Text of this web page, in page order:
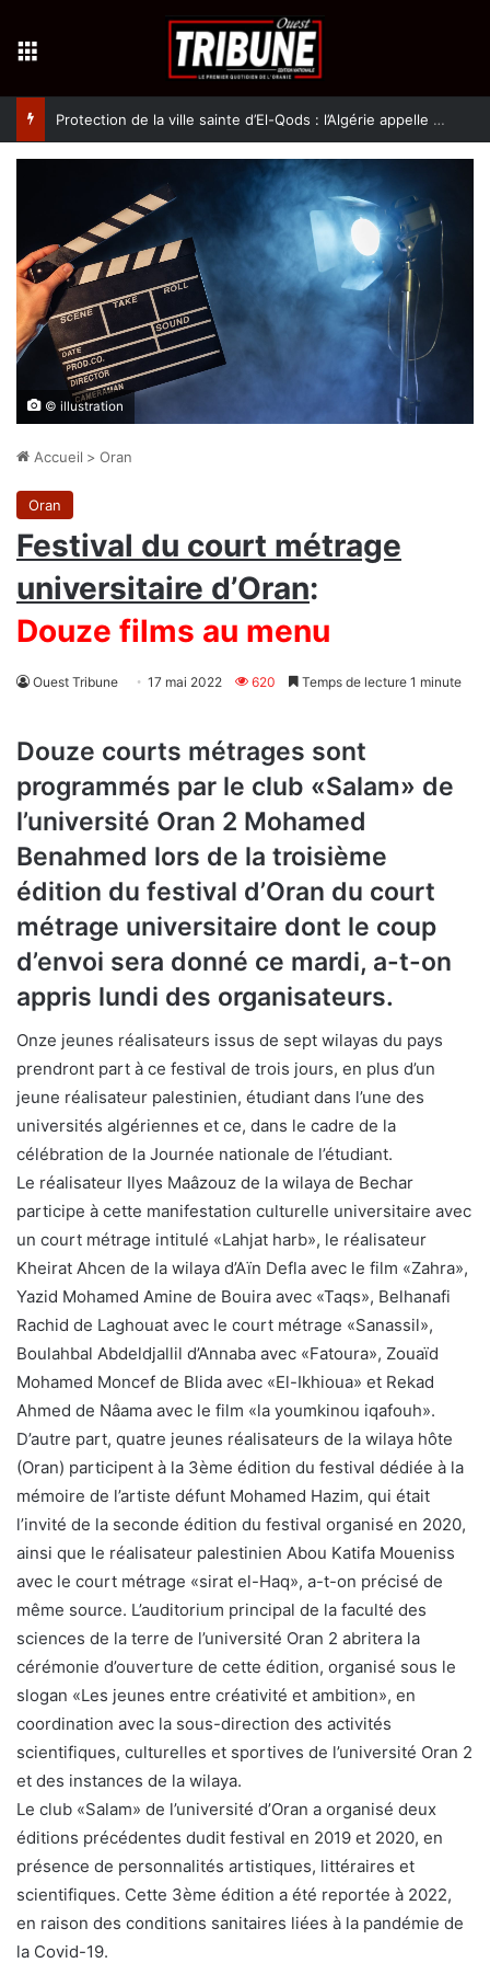
Protection de la ville sainte d’El-Qods : l’Algérie appelle à une action collective
© illustration
Accueil > Oran
Oran
Festival du court métrage
universitaire d’Oran:
Douze films au menu
Ouest Tribune 17 mai 2022 620 Temps de lecture 1 minute
Douze courts métrages sont
programmés par le club «Salam» de
l’université Oran 2 Mohamed
Benahmed lors de la troisième
édition du festival d’Oran du court
métrage universitaire dont le coup
d’envoi sera donné ce mardi, a-t-on
appris lundi des organisateurs.
Onze jeunes réalisateurs issus de sept wilayas du pays
prendront part à ce festival de trois jours, en plus d’un
jeune réalisateur palestinien, étudiant dans l’une des
universités algériennes et ce, dans le cadre de la
célébration de la Journée nationale de l’étudiant.
Le réalisateur Ilyes Maâzouz de la wilaya de Bechar
participe à cette manifestation culturelle universitaire avec
un court métrage intitulé «Lahjat harb», le réalisateur
Kheirat Ahcen de la wilaya d’Aïn Defla avec le film «Zahra»,
Yazid Mohamed Amine de Bouira avec «Taqs», Belhanafi
Rachid de Laghouat avec le court métrage «Sanassil»,
Boulahbal Abdeldjallil d’Annaba avec «Fatoura», Zouaïd
Mohamed Moncef de Blida avec «El-Ikhioua» et Rekad
Ahmed de Nâama avec le film «la youmkinou iqafouh».
D’autre part, quatre jeunes réalisateurs de la wilaya hôte
(Oran) participent à la 3ème édition du festival dédiée à la
mémoire de l’artiste défunt Mohamed Hazim, qui était
l’invité de la seconde édition du festival organisé en 2020,
ainsi que le réalisateur palestinien Abou Katifa Moueniss
avec le court métrage «sirat el-Haq», a-t-on précisé de
même source. L’auditorium principal de la faculté des
sciences de la terre de l’université Oran 2 abritera la
cérémonie d’ouverture de cette édition, organisé sous le
slogan «Les jeunes entre créativité et ambition», en
coordination avec la sous-direction des activités
scientifiques, culturelles et sportives de l’université Oran 2
et des instances de la wilaya.
Le club «Salam» de l’université d’Oran a organisé deux
éditions précédentes dudit festival en 2019 et 2020, en
présence de personnalités artistiques, littéraires et
scientifiques. Cette 3ème édition a été reportée à 2022,
en raison des conditions sanitaires liées à la pandémie de
la Covid-19.